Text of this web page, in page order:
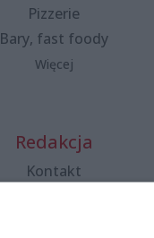
Pizzerie
Bary, fast foody
Więcej
Redakcja
Kontakt